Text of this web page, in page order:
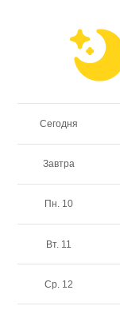
Сегодня
Завтра
Пн. 10
Вт. 11
Ср. 12